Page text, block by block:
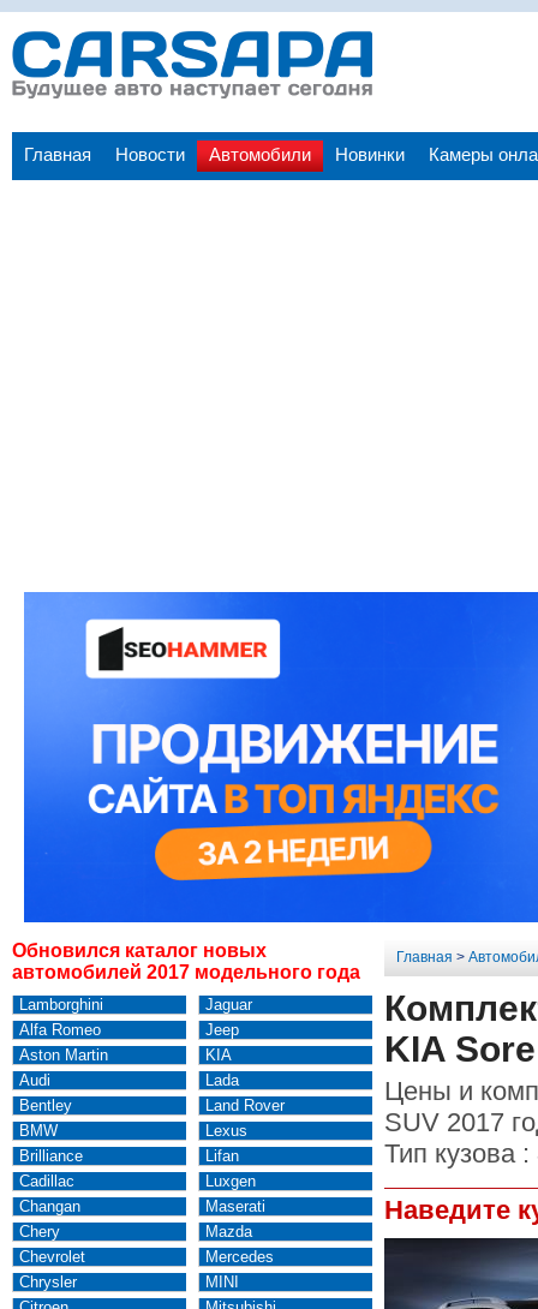
Главная Новости Автомобили Новинки Камеры
Обновился каталог новых
автомобилей 2017 модельного года
Lamborghini
Alfa Romeo
Aston Martin
Audi
Bentley
BMW
Brilliance
Cadillac
Changan
Chery
Chevrolet
Chrysler
Jaguar
Jeep
KIA
Lada
Land Rover
Lexus
Lifan
Luxgen
Maserati
Mazda
Mercedes
MINI
Главная >
KIA
Цены и
SUV 2017
Тип кузова :
Наведите